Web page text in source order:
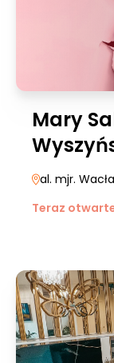
Mary
al. mjr.
Teraz